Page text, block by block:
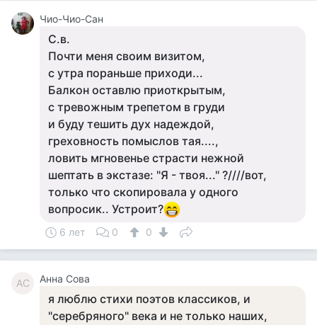
Чио-Чио-Сан
С.в.
Почти меня своим визитом,
с утра пораньше приходи...
Балкон оставлю приоткрытым,
с тревожным трепетом в груди
и буду тешить дух надеждой,
греховность помыслов тая....,
ловить мгновенье страсти нежной
шептать в экстазе: "Я - твоя..." ?////вот,
только что скопировала у одного
вопросик.. Устроит?
6 лет 0 0
АС Анна Сова
я люблю стихи поэтов классиков, и
"серебряного" века и не только наших,